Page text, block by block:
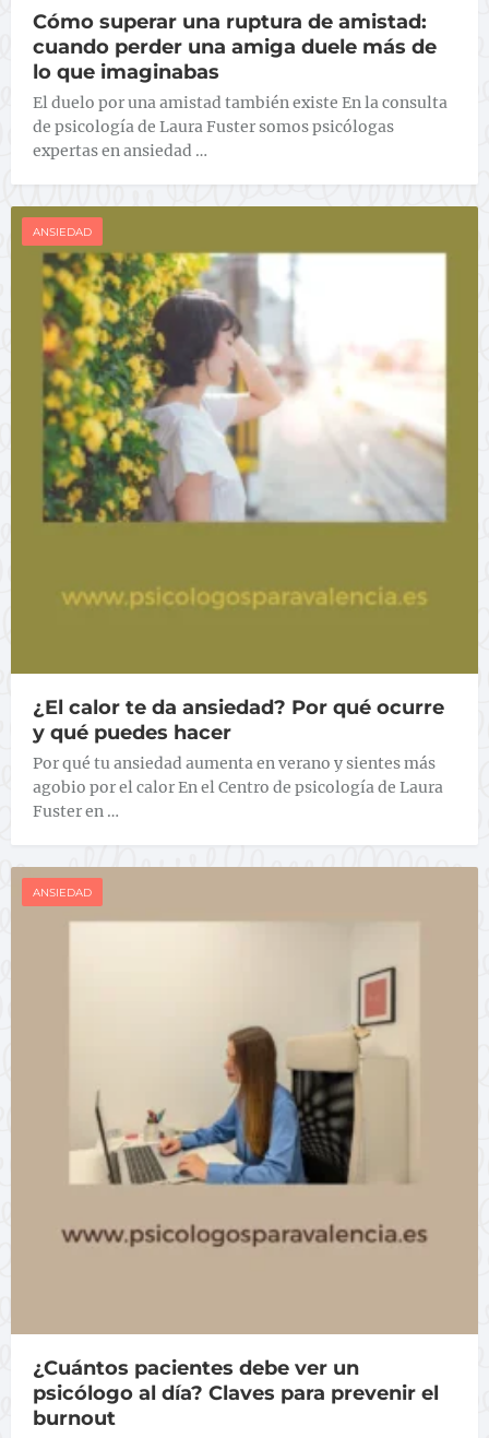
Cómo superar una ruptura de amistad:
cuando perder una amiga duele más de
lo que imaginabas
El duelo por una amistad también existe En la consulta
de psicología de Laura Fuster somos psicólogas
expertas en ansiedad …
ANSIEDAD
¿El calor te da ansiedad? Por qué ocurre
y qué puedes hacer
Por qué tu ansiedad aumenta en verano y sientes más
agobio por el calor En el Centro de psicología de Laura
Fuster en …
ANSIEDAD
¿Cuántos pacientes debe ver un
psicólogo al día? Claves para prevenir el
burnout